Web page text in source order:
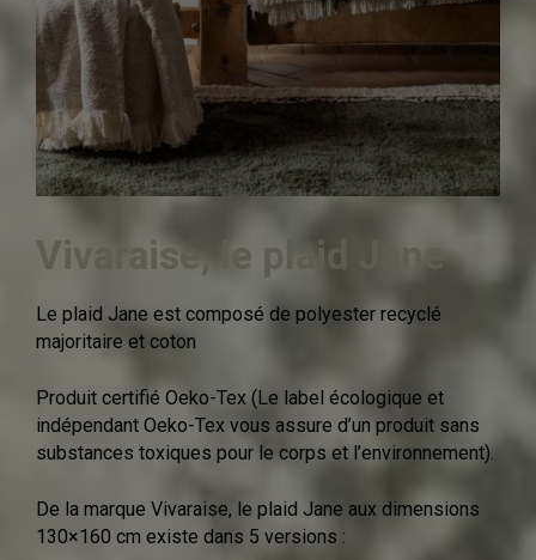
Vivaraise, le plaid Jane
Le plaid Jane est composé de polyester recyclé
majoritaire et coton
Produit certifié Oeko-Tex (Le label écologique et
indépendant Oeko-Tex vous assure d’un produit sans
substances toxiques pour le corps et l’environnement).
De la marque Vivaraise, le plaid Jane aux dimensions
130×160 cm existe dans 5 versions :